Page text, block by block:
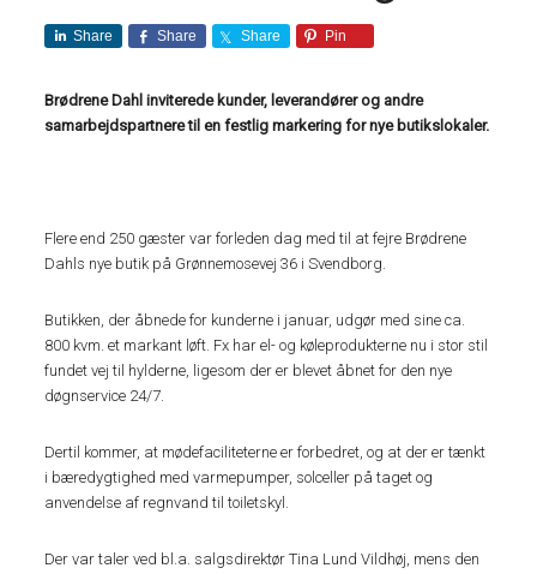
Share Share Share Pin
Brødrene Dahl inviterede kunder, leverandører og andre
samarbejdspartnere til en festlig markering for nye butikslokaler.
Flere end 250 gæster var forleden dag med til at fejre Brødrene
Dahls nye butik på Grønnemosevej 36 i Svendborg.
Butikken, der åbnede for kunderne i januar, udgør med sine ca.
800 kvm. et markant løft. Fx har el- og køleprodukterne nu i stor stil
fundet vej til hylderne, ligesom der er blevet åbnet for den nye
døgnservice 24/7.
Dertil kommer, at mødefaciliteterne er forbedret, og at der er tænkt
i bæredygtighed med varmepumper, solceller på taget og
anvendelse af regnvand til toiletskyl.
Der var taler ved bl.a. salgsdirektør Tina Lund Vildhøj, mens den